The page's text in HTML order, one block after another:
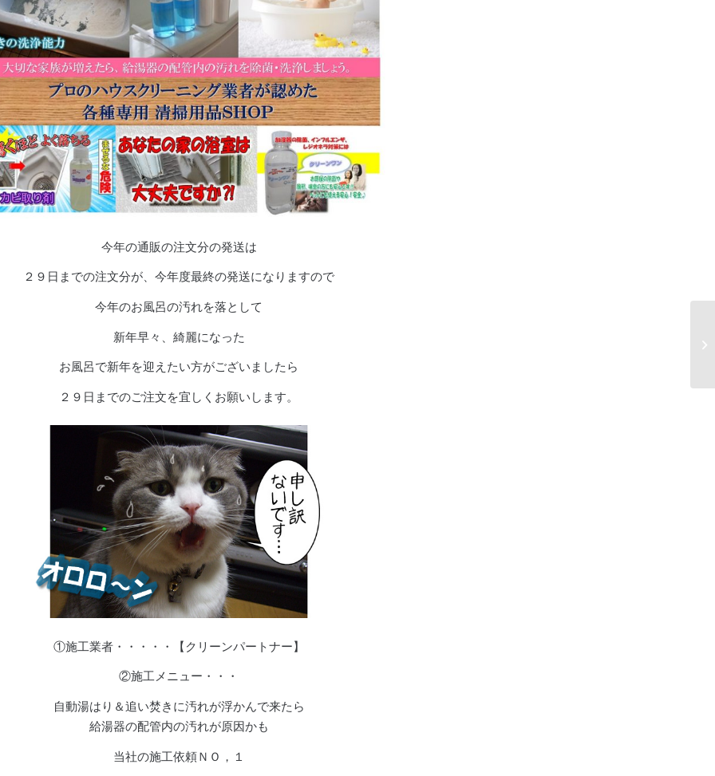
今年の通販の注文分の発送は
２９日までの注文分が、今年度最終の発送になりますので
今年のお風呂の汚れを落として
新年早々、綺麗になった
お風呂で新年を迎えたい方がございましたら
２９日までのご注文を宜しくお願いします。
①施工業者・・・・・【クリーンパートナー】
②施工メニュー・・・
自動湯はり＆追い焚きに汚れが浮かんで来たら
給湯器の配管内の汚れが原因かも
当社の施工依頼ＮＯ，１